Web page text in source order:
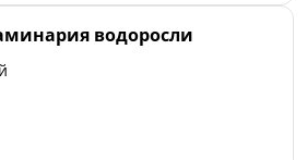
водоросли